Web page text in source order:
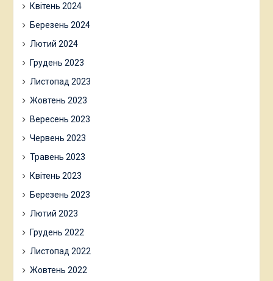
Квітень 2024
Березень 2024
Лютий 2024
Грудень 2023
Листопад 2023
Жовтень 2023
Вересень 2023
Червень 2023
Травень 2023
Квітень 2023
Березень 2023
Лютий 2023
Грудень 2022
Листопад 2022
Жовтень 2022